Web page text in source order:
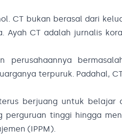
CT bukan berasal dari
Ayah CT adalah jurnalis
terpuruk. Padahal,
berjuang untuk belajar
perguruan tinggi hingga
(IPPM).